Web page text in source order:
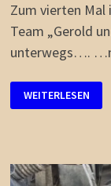
Zum vierten Mal
Team „Gerold
unterwegs….
HELLSKLAMM
4
-
MEHR
2025
WEITERLESEN